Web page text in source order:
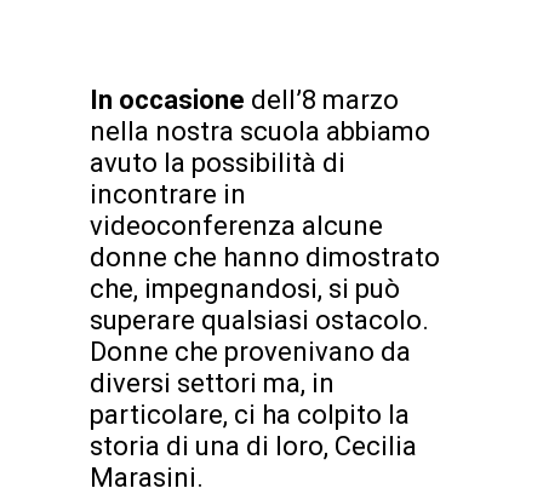
In occasione dell’8 marzo
nella nostra scuola abbiamo
avuto la possibilità di
incontrare in
videoconferenza alcune
donne che hanno dimostrato
che, impegnandosi, si può
superare qualsiasi ostacolo.
Donne che provenivano da
diversi settori ma, in
particolare, ci ha colpito la
storia di una di loro, Cecilia
Marasini.